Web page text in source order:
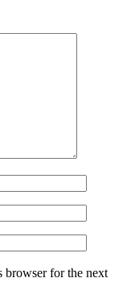
browser for the next